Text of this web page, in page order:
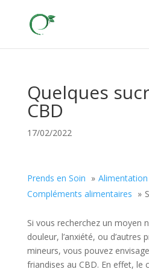
Quelques
CBD
17/02/2022
Prends en Soin
Alimentation
Compléments alimentaires
Si vous recherchez un moyen
douleur, l’anxiété, ou d’autres
mineurs, vous pouvez
friandises au CBD. En effet, le